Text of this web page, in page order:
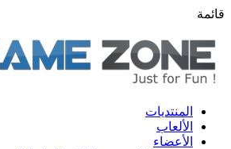
قائمة
المنتديات
الألعاب
الأعضاء